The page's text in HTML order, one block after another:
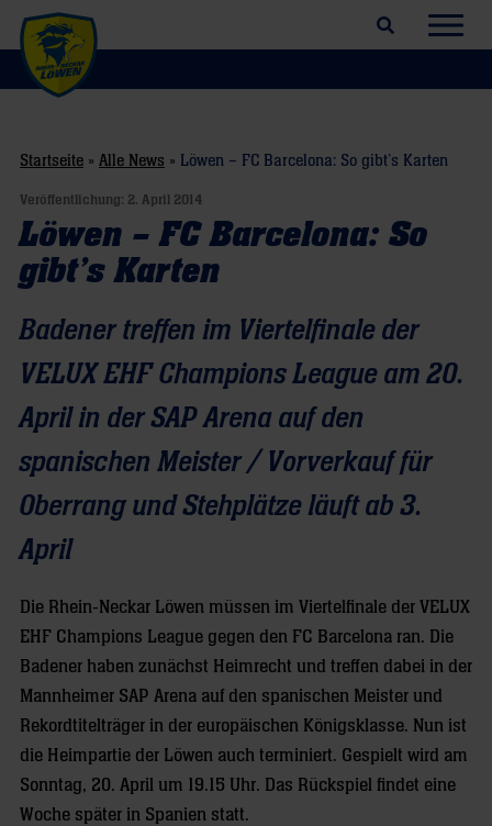
Suchfeld öffnen
Startseite » Alle News » Löwen – FC Barcelona: So gibt’s Karten
Veröffentlichung: 2. April 2014
Löwen – FC Barcelona: So
gibt’s Karten
Badener treffen im Viertelfinale der
VELUX EHF Champions League am 20.
April in der SAP Arena auf den
spanischen Meister / Vorverkauf für
Oberrang und Stehplätze läuft ab 3.
April
Die Rhein-Neckar Löwen müssen im Viertelfinale der VELUX
EHF Champions League gegen den FC Barcelona ran. Die
Badener haben zunächst Heimrecht und treffen dabei in der
Mannheimer SAP Arena auf den spanischen Meister und
Rekordtitelträger in der europäischen Königsklasse. Nun ist
die Heimpartie der Löwen auch terminiert. Gespielt wird am
Sonntag, 20. April um 19.15 Uhr. Das Rückspiel findet eine
Woche später in Spanien statt.